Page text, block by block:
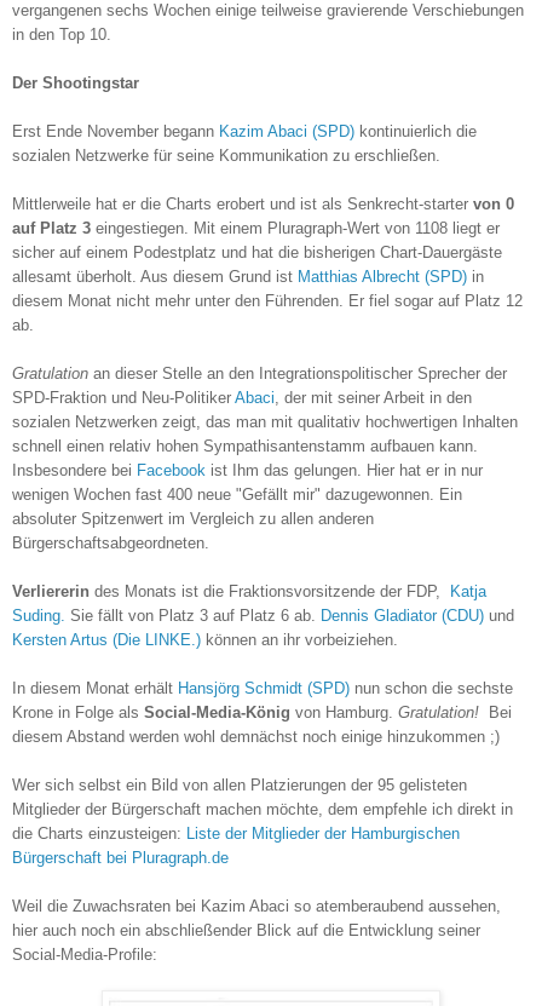
vergangenen sechs Wochen einige teilweise gravierende Verschiebungen
in den Top 10.
Der Shootingstar
Erst Ende November begann Kazim Abaci (SPD) kontinuierlich die
sozialen Netzwerke für seine Kommunikation zu erschließen.
Mittlerweile hat er die Charts erobert und ist als Senkrecht-starter von 0
auf Platz 3 eingestiegen. Mit einem Pluragraph-Wert von 1108 liegt er
sicher auf einem Podestplatz und hat die bisherigen Chart-Dauergäste
allesamt überholt. Aus diesem Grund ist Matthias Albrecht (SPD) in
diesem Monat nicht mehr unter den Führenden. Er fiel sogar auf Platz 12
ab.
Gratulation an dieser Stelle an den Integrationspolitischer Sprecher der
SPD-Fraktion und Neu-Politiker Abaci, der mit seiner Arbeit in den
sozialen Netzwerken zeigt, das man mit qualitativ hochwertigen Inhalten
schnell einen relativ hohen Sympathisantenstamm aufbauen kann.
Insbesondere bei Facebook ist Ihm das gelungen. Hier hat er in nur
wenigen Wochen fast 400 neue "Gefällt mir" dazugewonnen. Ein
absoluter Spitzenwert im Vergleich zu allen anderen
Bürgerschaftsabgeordneten.
Verliererin des Monats ist die Fraktionsvorsitzende der FDP,
Katja
Suding. Sie fällt von Platz 3 auf Platz 6 ab. Dennis Gladiator (CDU) und
Kersten Artus (Die LINKE.) können an ihr vorbeiziehen.
In diesem Monat erhält Hansjörg Schmidt (SPD) nun schon die sechste
Krone in Folge als Social-Media-König von Hamburg. Gratulation!
Bei
diesem Abstand werden wohl demnächst noch einige hinzukommen ;)
Wer sich selbst ein Bild von allen Platzierungen der 95 gelisteten
Mitglieder der Bürgerschaft machen möchte, dem empfehle ich direkt in
die Charts einzusteigen: Liste der Mitglieder der Hamburgischen
Bürgerschaft bei Pluragraph.de
Weil die Zuwachsraten bei Kazim Abaci so atemberaubend aussehen,
hier auch noch ein abschließender Blick auf die Entwicklung seiner
Social-Media-Profile: